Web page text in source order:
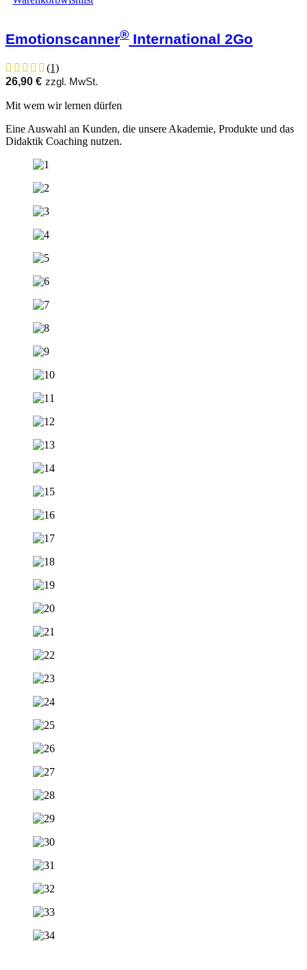
Emotionscanner® International 2Go
(1)
26,90 € zzgl. MwSt.
Mit wem wir lernen dürfen
Eine Auswahl an Kunden, die unsere Akademie, Produkte und das
Didaktik Coaching nutzen.